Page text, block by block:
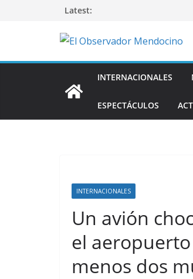
Latest:
INTERNACIONALES
ESPECTÁCULOS
INTERNACIONALES
Un avión
el
menos dos